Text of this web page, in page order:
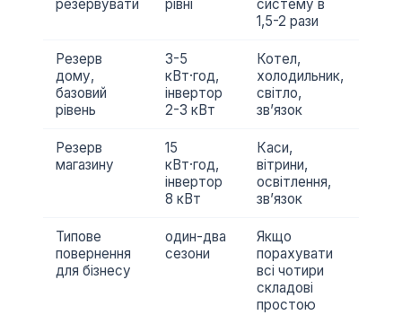
резервувати рівні
систему в
1,5-2 рази
Резерв
дому,
базовий
рівень
3-5
кВт·год,
інвертор
2-3 кВт
Котел,
холодильник,
світло,
звʼязок
Резерв
магазину
15
кВт·год,
інвертор
8 кВт
Каси,
вітрини,
освітлення,
звʼязок
Типове
повернення
для бізнесу
один-два
сезони
Якщо
порахувати
всі чотири
складові
простою